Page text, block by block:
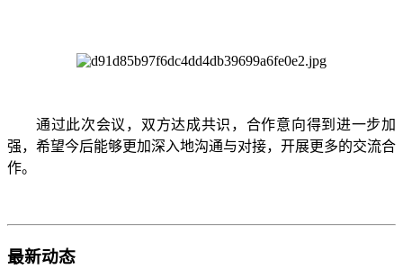
通过此次会议，双方达成共识，合作意向得到进一步加
强，希望今后能够更加深入地沟通与对接，开展更多的交流合
作。
最新动态